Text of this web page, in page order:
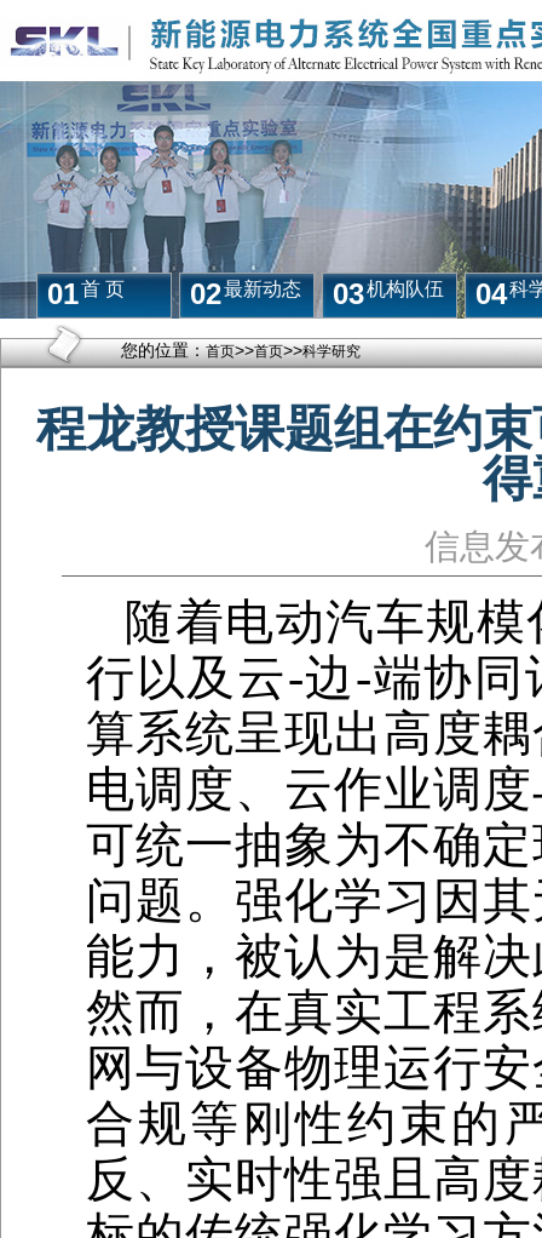
01首 页 02最新动态 03机构队伍 04科
您的位置：首页>>首页>>科学研究
程龙教授课题组在约
信息发
随着电动汽车规
行以及云-边-端协
算系统呈现出高度
电调度、云作业调
可统一抽象为不确
问题。强化学习因
能力，被认为是解
然而，在真实工程
网与设备物理运行
合规等刚性约束的
反、实时性强且高